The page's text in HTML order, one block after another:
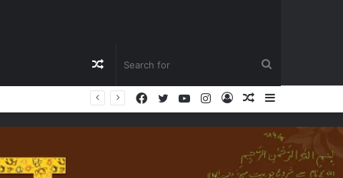
for
Random
Article
Sidebar
Random
Log
Instagram
YouTube
Twitter
Facebook